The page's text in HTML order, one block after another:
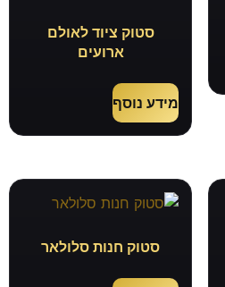
סטוק ציוד לאולם
ארועים
מידע נוסף
סטוק חנות סלולאר